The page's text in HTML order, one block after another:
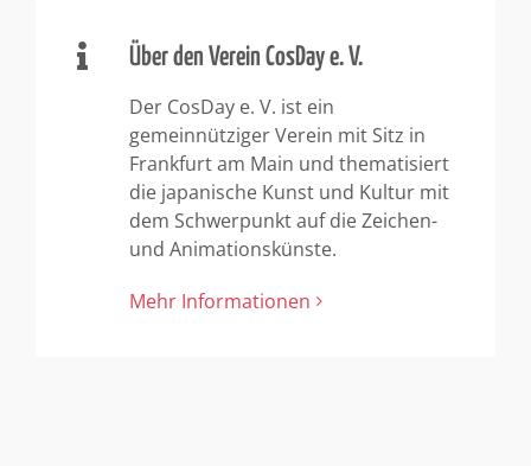
Über den Verein CosDay e. V.
Der CosDay e. V. ist ein
gemeinnütziger Verein mit Sitz in
Frankfurt am Main und thematisiert
die japanische Kunst und Kultur mit
dem Schwerpunkt auf die Zeichen-
und Animationskünste.
Mehr Informationen